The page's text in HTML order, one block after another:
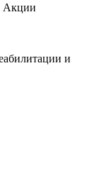
Акции
и